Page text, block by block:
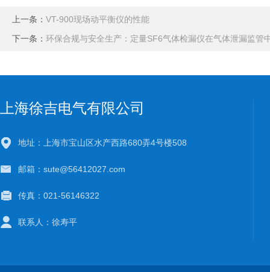
上一条： VT-900现场动平衡仪的性能
下一条： 环保合规与安全生产：定量SF6气体检漏仪在气体泄漏监管
上海徐吉电气有限公司
地址：上海市宝山区水产西路680弄4号楼508
邮箱：sute@56412027.com
传真：021-56146322
联系人：徐寿平